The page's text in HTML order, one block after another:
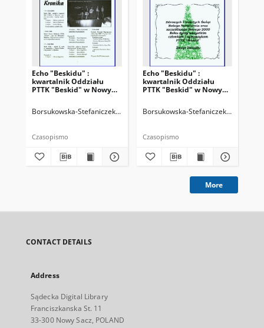
Echo "Beskidu" :
kwartalnik Oddziału
PTTK "Beskid" w Nowym
Borsukowska-Stefaniczek, Małgorzata. Redaktor Sobczyk, Adam.
Czasopismo
Echo "Beskidu" :
kwartalnik Oddziału
PTTK "Beskid" w Nowym
Borsukowska-Stefaniczek,
Czasopismo
More
CONTACT DETAILS
Address
Sądecka Digital Library
Franciszkanska St. 11
33-300 Nowy Sacz, POLAND